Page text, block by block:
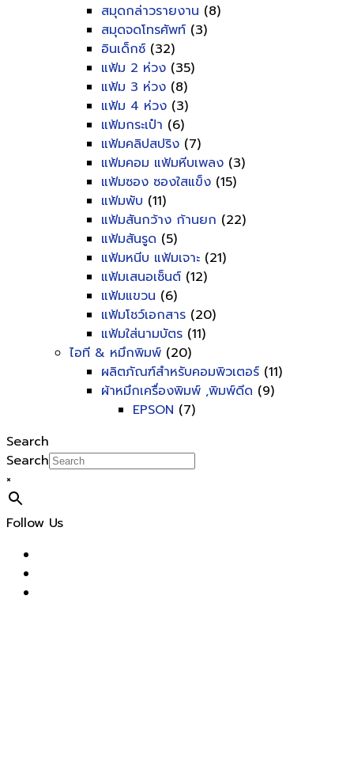
สมุดกล่าวรายงาน (8)
สมุดจดโทรศัพท์ (3)
อินเด็กซ์ (32)
แฟ้ม 2 ห่วง (35)
แฟ้ม 3 ห่วง (8)
แฟ้ม 4 ห่วง (3)
แฟ้มกระเป๋า (6)
แฟ้มคลิปสปริง (7)
แฟ้มคอม แฟ้มหีบเพลง (3)
แฟ้มซอง ซองใสแข็ง (15)
แฟ้มพับ (11)
แฟ้มสันกว้าง ก้านยก (22)
แฟ้มสันรูด (5)
แฟ้มหนีบ แฟ้มเจาะ (21)
แฟ้มเสนอเซ็นต์ (12)
แฟ้มแขวน (6)
แฟ้มโชว์เอกสาร (20)
แฟ้มใส่นามบัตร (11)
ไอที & หมึกพิมพ์ (20)
ผลิตภัณฑ์สำหรับคอมพิวเตอร์ (11)
ผ้าหมึกเครื่องพิมพ์ ,พิมพ์ดีด (9)
EPSON (7)
Search
Search
×
Follow Us